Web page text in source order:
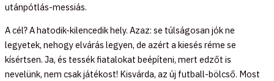
utánpótlás-messiás.
A cél? A hatodik-kilencedik hely. Azaz: se túlságosan jók ne
legyetek, nehogy elvárás legyen, de azért a kiesés réme se
kísértsen. Ja, és tessék fiatalokat beépíteni, mert edzőt is
nevelünk, nem csak játékost! Kisvárda, az új futball-bölcső. Most